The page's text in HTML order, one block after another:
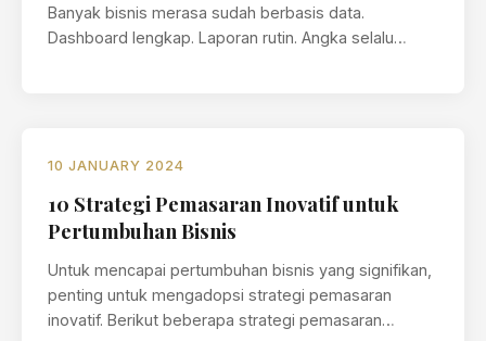
Banyak bisnis merasa sudah berbasis data.
Dashboard lengkap. Laporan rutin. Angka selalu
10 JANUARY 2024
10 Strategi Pemasaran Inovatif untuk
Pertumbuhan Bisnis
Untuk mencapai pertumbuhan bisnis yang signifikan,
penting untuk mengadopsi strategi pemasaran
inovatif. Berikut beberapa strategi pemasaran